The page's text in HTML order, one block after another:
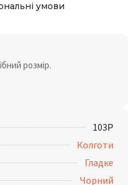
умови
розмір.
103P
Колготи
Гладке
Чорний